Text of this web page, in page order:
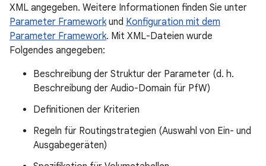
XML angegeben. Weitere Informationen finden Sie unter
Parameter Frameworkund Konfiguration mit dem
Parameter Framework. Mit XML-Dateien wurde
Folgendes angegeben:
Beschreibung der Struktur der Parameter (d. h.
Beschreibung der Audio-Domain für PfW)
Definitionen der Kriterien
Regeln für Routingstrategien (Auswahl von Ein- und
Ausgabegeräten)